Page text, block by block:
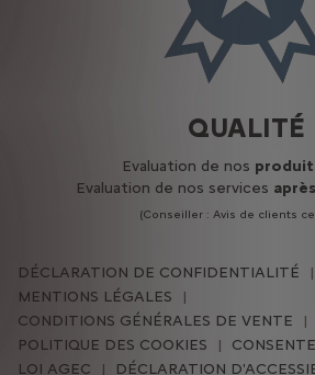
QUALITÉ
Evaluation de nos
Evaluation de nos services
(Conseiller : Avis de clients
DÉCLARATION DE CONFIDENTIALITÉ
MENTIONS LÉGALES
CONDITIONS GÉNÉRALES DE VENTE
POLITIQUE DES COOKIES
LOI AGEC
DÉCLARATION